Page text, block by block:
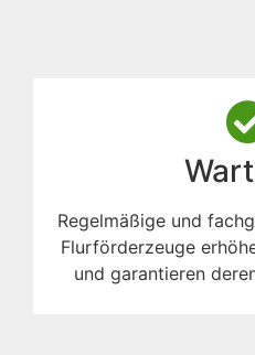
Regelmäßige und
Flurförderzeuge
und garantieren